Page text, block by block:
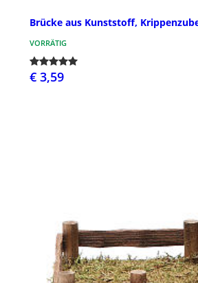
Brücke aus Kunststoff,
VORRÄTIG
€ 3,59